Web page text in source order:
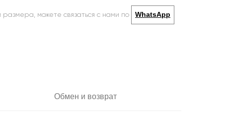
размера, можете связаться с нами по WhatsApp
Обмен и возврат